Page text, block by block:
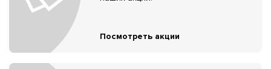
Посмотреть акции